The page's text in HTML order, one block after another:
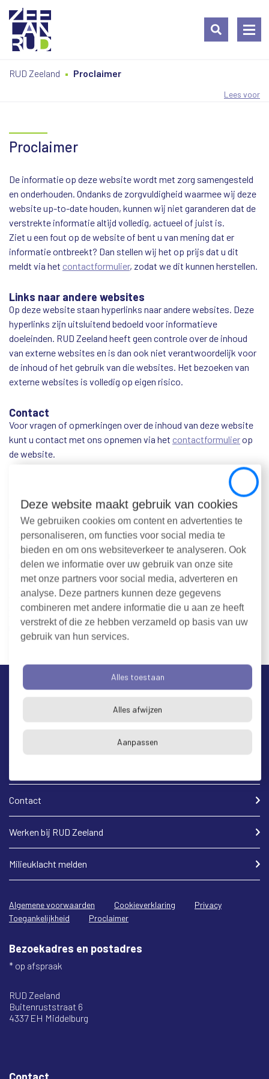
Close
Deze website maakt gebruik van cookies
We gebruiken cookies om content en advertenties te
personaliseren, om functies voor social media te
bieden en om ons websiteverkeer te analyseren. Ook
delen we informatie over uw gebruik van onze site
met onze partners voor social media, adverteren en
analyse. Deze partners kunnen deze gegevens
combineren met andere informatie die u aan ze heeft
verstrekt of die ze hebben verzameld op basis van uw
gebruik van hun services.
Alles toestaan
Alles afwijzen
Aanpassen
naar
naarRUD Zeeland Proclaimer
Lees voor
Proclaimer
De informatie op deze website wordt met zorg samengesteld
en onderhouden. Ondanks de zorgvuldigheid waarmee wij deze
website up-to-date houden, kunnen wij niet garanderen dat de
verstrekte informatie altijd volledig, actueel of juist is.
Ziet u een fout op de website of bent u van mening dat er
informatie ontbreekt? Dan stellen wij het op prijs dat u dit
meldt via het contactformulier, zodat we dit kunnen herstellen.
Links naar andere websites
Op deze website staan hyperlinks naar andere websites. Deze
hyperlinks zijn uitsluitend bedoeld voor informatieve
doeleinden. RUD Zeeland heeft geen controle over de inhoud
van externe websites en is dan ook niet verantwoordelijk voor
de inhoud of het gebruik van die websites. Het bezoeken van
externe websites is volledig op eigen risico.
Contact
Voor vragen of opmerkingen over de inhoud van deze website
kunt u contact met ons opnemen via het contactformulierop
de website.
RUD Zeeland streeft ernaar de website toegankelijk en goed
functionerend te houden. Wij kunnen echter niet garanderen
dat de website te allen tijde zonder onderbreking of zonder
fouten werkt. Aan de inhoud van deze website kunnen geen
rechten worden ontleend. RUD Zeeland is niet aansprakelijk
voor schade die het gevolg is van het gebruik van de informatie
op de website of voor het niet kunnen raadplegen van de
website door technische problemen. Verder behoudt RUD
Zeeland zich het recht voor om de inhoud van de website op elk
moment te wijzigen zonder voorafgaande aankondiging.
Wij zetten ons elke dag
in voor een schoon en
veilig Zeeland
Contact
Werken bij RUD Zeeland
Milieuklacht melden
Algemene voorwaarden Cookieverklaring
Privacy
Toegankelijkheid
Proclaimer
Bezoekadres en postadres
* op afspraak
RUD Zeeland
Buitenruststraat 6
4337 EH Middelburg